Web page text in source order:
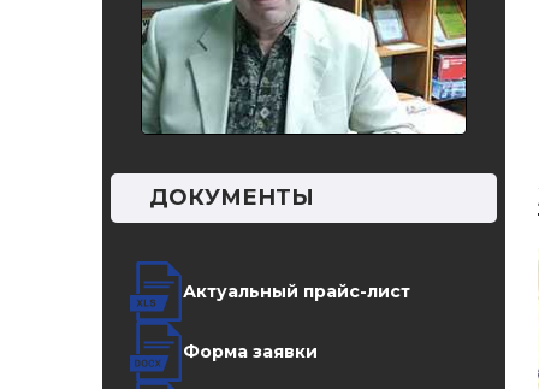
ДОКУМЕНТЫ
Актуальный прайс-лист
Форма заявки